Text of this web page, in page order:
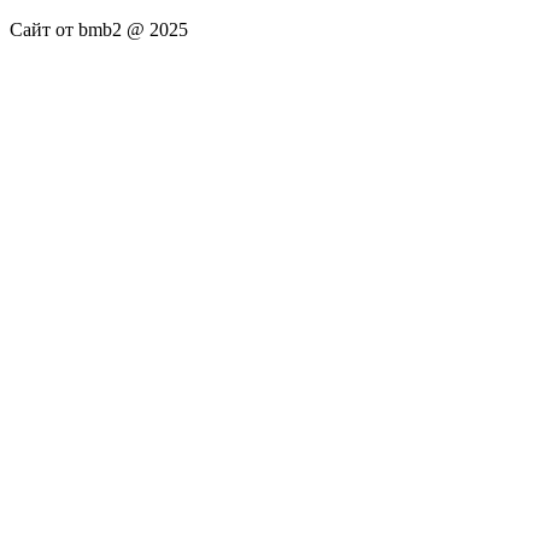
Сайт от bmb2 @ 2025